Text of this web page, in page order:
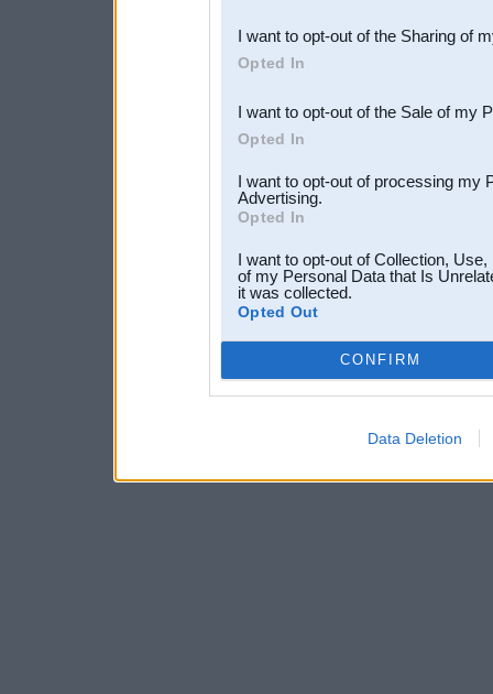
Downstream Participants
third parties.
I want to opt-out of the Sharing of
Opted In
I want to opt-out of the Sale of my
Opted In
I want to opt-out of processing my
Advertising.
Opted In
I want to opt-out of Collection,
of my Personal Data that Is
it was collected.
Opted Out
CONFIRM
Data Deletion